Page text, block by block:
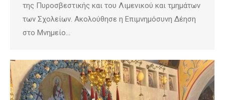
της Πυροσβεστικής και του Λιμενικού και τμημάτων
των Σχολείων. Ακολούθησε η Επιμνημόσυνη Δέηση
στο Μνημείο…